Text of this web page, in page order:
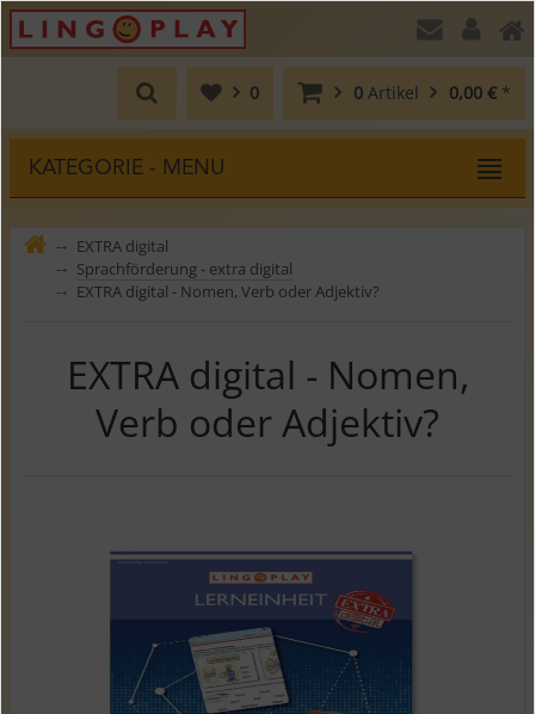
0 Artikel 0,00 € *
0
KATEGORIE - MENU
⤍ EXTRA digital
⤍ Sprachförderung - extra digital
⤍ EXTRA digital - Nomen, Verb oder Adjektiv?
EXTRA digital - Nomen,
Verb oder Adjektiv?